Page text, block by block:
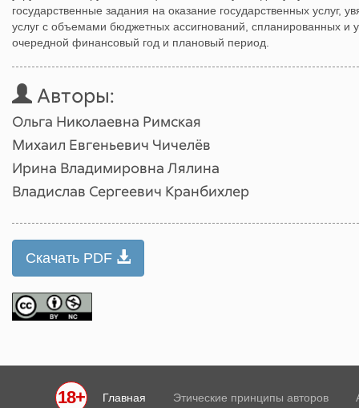
государственные задания на оказание государственных услуг,
услуг с объемами бюджетных ассигнований, спланированных и
очередной финансовый год и плановый период.
Авторы:
Ольга Николаевна Римская
Михаил Евгеньевич Чичелёв
Ирина Владимировна Лялина
Владислав Сергеевич Кранбихлер
Скачать PDF
18+ Главная Этические принципы авторов